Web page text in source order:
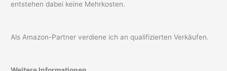
entstehen dabei keine Mehrkosten.
Als Amazon-Partner verdiene ich an qualifizierten Verkäufen.